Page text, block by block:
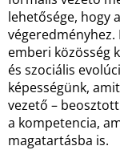
lehetősége, hogy
emberi közösség
és szociális
képességünk,
vezető –
a kompetencia,
magatartásba is.